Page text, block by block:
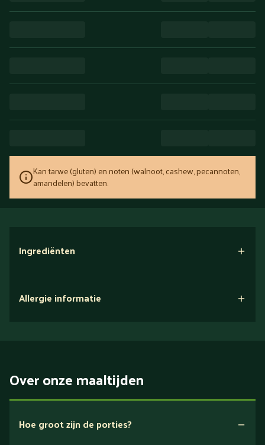
Kan tarwe (gluten) en noten (walnoot, cashew, pecannoten,
amandelen) bevatten.
Ingrediënten
Allergie informatie
Over onze maaltijden
Hoe groot zijn de porties?